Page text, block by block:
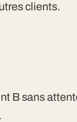
clients.
B sans